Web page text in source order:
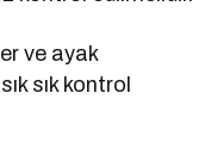
ve ayak
sık kontrol